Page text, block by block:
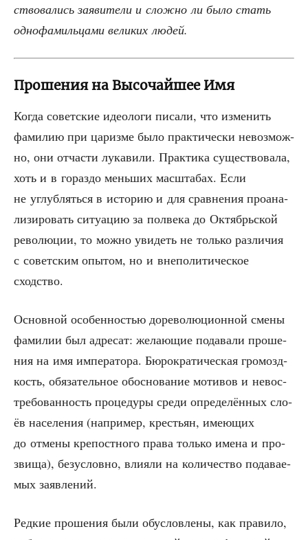
ство­ва­лись заяви­те­ли и слож­но ли было стать
одно­фа­миль­ца­ми вели­ких людей.
Прошения на Высочайшее Имя
Когда совет­ские идео­ло­ги писа­ли, что изме­нить
фами­лию при цариз­ме было прак­ти­че­ски невоз­мож­
но, они отча­сти лука­ви­ли. Прак­ти­ка суще­ство­ва­ла,
хоть и в гораз­до мень­ших мас­шта­бах. Если
не углуб­лять­ся в исто­рию и для срав­не­ния про­ана­
ли­зи­ро­вать ситу­а­цию за пол­ве­ка до Октябрь­ской
рево­лю­ции, то мож­но уви­деть не толь­ко раз­ли­чия
с совет­ским опы­том, но и вне­по­ли­ти­че­ское
сходство.
Основ­ной осо­бен­но­стью доре­во­лю­ци­он­ной сме­ны
фами­лии был адре­сат: жела­ю­щие пода­ва­ли про­ше­
ния на имя импе­ра­то­ра. Бюро­кра­ти­че­ская гро­мозд­
кость, обя­за­тель­ное обос­но­ва­ние моти­вов и невос­
тре­бо­ван­ность про­це­ду­ры сре­ди опре­де­лён­ных сло­
ёв насе­ле­ния (напри­мер, кре­стьян, име­ю­щих
до отме­ны кре­пост­но­го пра­ва толь­ко име­на и про­
зви­ща), без­услов­но, вли­я­ли на коли­че­ство пода­ва­е­
мых заявлений.
Ред­кие про­ше­ния были обу­слов­ле­ны, как пра­ви­ло,